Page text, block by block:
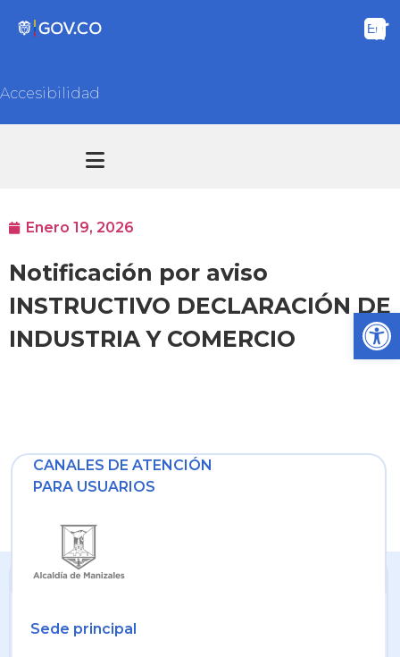
Accesibilidad
Enero 19, 2026
Notificación por aviso
INSTRUCTIVO DECLARACIÓN DE
INDUSTRIA Y COMERCIO
CANALES DE ATENCIÓN
PARA USUARIOS
Sede principal